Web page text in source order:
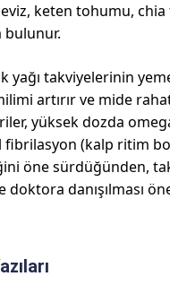
keten tohumu,
bulunur.
yağı takviyelerinin
artırır ve mide
yüksek dozda
fibrilasyon (kalp ritim
öne sürdüğünden,
doktora danışılması